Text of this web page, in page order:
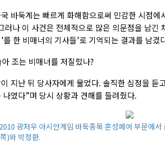
바둑계는 빠르게 화해함으로써 민감한 시점
러나 이 사건은 전체적으로 많은 의문점을 남긴
를 한 비매너의 기사들’로 기억되는 결과를 남겼
조는 비매너를 저질렀나?
지난 뒤 당사자에게 물었다. 솔직한 심정을 듣
였다”며 당시 상황과 견해를 들려줬다.
광저우 아시안게임 바둑종목 혼성페어 부문에서
)와 박정환.